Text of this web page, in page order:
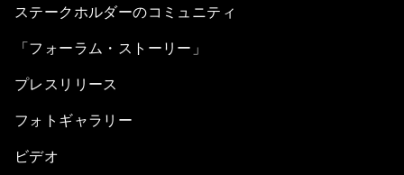
ステークホルダーのコミュニティ
「フォーラム・ストーリー」
プレスリリース
フォトギャラリー
ビデオ